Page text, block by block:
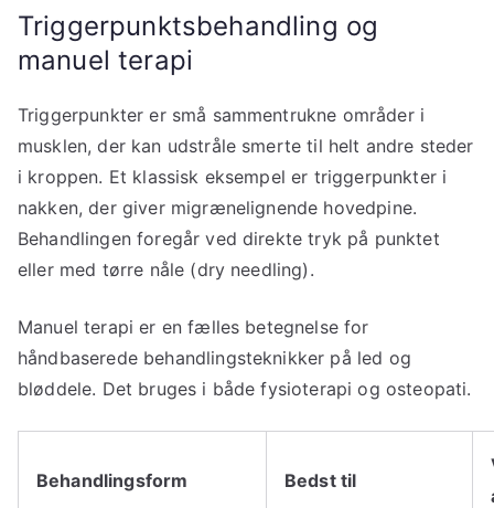
Triggerpunktsbehandling og
manuel terapi
Triggerpunkter er små sammentrukne områder i
musklen, der kan udstråle smerte til helt andre steder
i kroppen. Et klassisk eksempel er triggerpunkter i
nakken, der giver migrænelignende hovedpine.
Behandlingen foregår ved direkte tryk på punktet
eller med tørre nåle (dry needling).
Manuel terapi er en fælles betegnelse for
håndbaserede behandlingsteknikker på led og
bløddele. Det bruges i både fysioterapi og osteopati.
Behandlingsform Bedst til